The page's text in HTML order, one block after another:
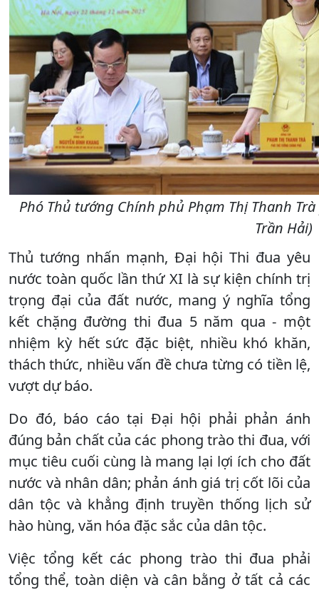
Phó Thủ tướng Chính phủ Phạm Thị Thanh
Trần Hải)
Thủ tướng nhấn mạnh, Đại hội Thi đua yêu
nước toàn quốc lần thứ XI là sự kiện chính trị
trọng đại của đất nước, mang ý nghĩa tổng
kết chặng đường thi đua 5 năm qua - một
nhiệm kỳ hết sức đặc biệt, nhiều khó khăn,
thách thức, nhiều vấn đề chưa từng có tiền lệ,
vượt dự báo.
Do đó, báo cáo tại Đại hội phải phản ánh
đúng bản chất của các phong trào thi đua, với
mục tiêu cuối cùng là mang lại lợi ích cho đất
nước và nhân dân; phản ánh giá trị cốt lõi của
dân tộc và khẳng định truyền thống lịch sử
hào hùng, văn hóa đặc sắc của dân tộc.
Việc tổng kết các phong trào thi đua phải
tổng thể, toàn diện và cân bằng ở tất cả các